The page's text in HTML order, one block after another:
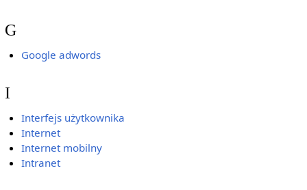
G
Google adwords
I
Interfejs użytkownika
Internet
Internet mobilny
Intranet